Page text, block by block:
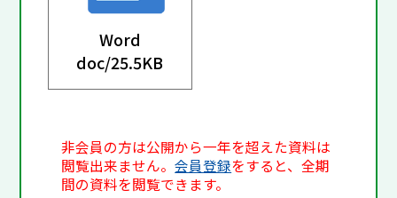
Word
doc/25.5KB
非会員の方は公開から一年を超えた資料は
閲覧出来ません。会員登録をすると、全期
間の資料を閲覧できます。